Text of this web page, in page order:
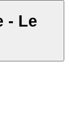
- Le